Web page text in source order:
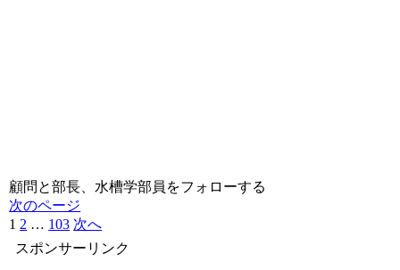
顧問と部長、水槽学部員をフォローする
次のページ
1 2 … 103 次へ
スポンサーリンク